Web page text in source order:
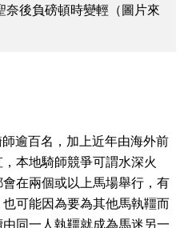
奈後負磅頓時變輕（圖片來
逾百名，加上近年由海外前
本地騎師競爭可謂水深火
在兩個或以上馬場舉行，有
可能因為要為其他馬執韁而
同一人執韁就成為馬迷另一